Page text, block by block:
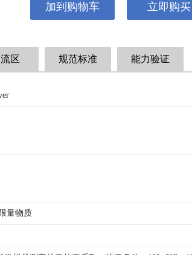
加到购物车 立即购买
区 规范标准 能力验证
量物质